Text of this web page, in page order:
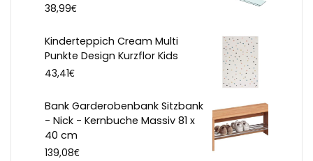
38,99€
Kinderteppich Cream Multi
Punkte Design Kurzflor Kids
43,41€
Bank Garderobenbank Sitzbank
- Nick - Kernbuche Massiv 81 x
40 cm
139,08€